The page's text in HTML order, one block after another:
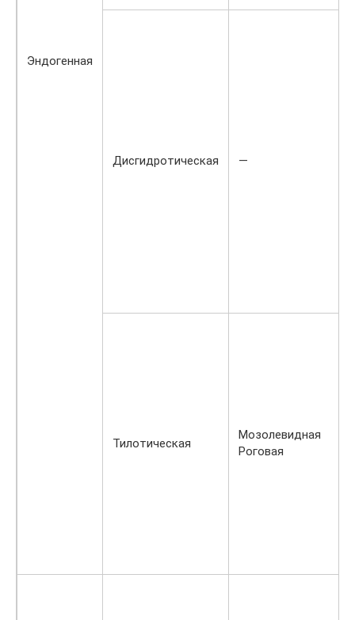
Эндогенная
Дисгидротическая —
Тилотическая
Мозолевидная
Роговая